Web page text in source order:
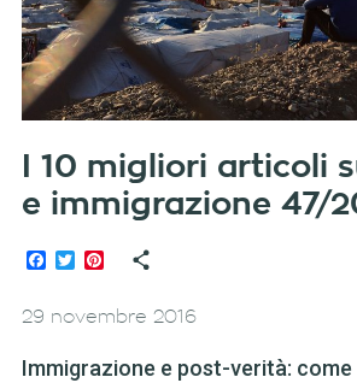
I 10 migliori articoli
e immigrazione 47/
Facebook
TwitterPinterest
29 novembre 2016
Immigrazione e post-verità: come